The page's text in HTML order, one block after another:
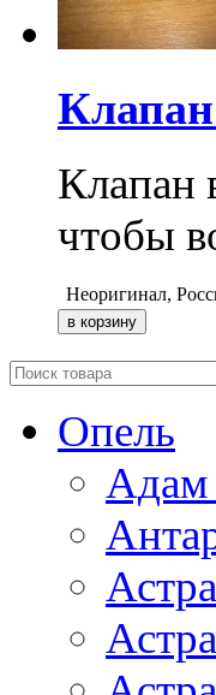
Клапан
Клапан
чтобы
Неоригинал,
Опель
Адам